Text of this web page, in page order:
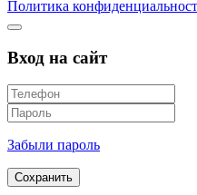
Политика
Вход на сайт
Забыли пароль
Сохранить